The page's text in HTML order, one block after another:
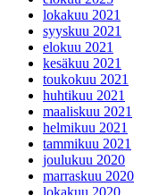
lokakuu 2021
syyskuu 2021
elokuu 2021
kesäkuu 2021
toukokuu 2021
huhtikuu 2021
maaliskuu 2021
helmikuu 2021
tammikuu 2021
joulukuu 2020
marraskuu 2020